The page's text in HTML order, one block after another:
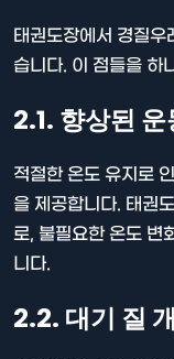
태권도장에서 경질우
습니다. 이 점들을 하
2.1. 향상된
적절한 온도 유지로
을 제공합니다. 태권
로, 불필요한 온도 변
니다.
2.2. 대기 질